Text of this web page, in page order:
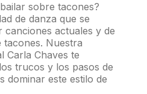
sobre tacones?
de danza que se
actuales y de
Nuestra
Carla Chaves te
trucos y los pasos de
dominar este estilo de